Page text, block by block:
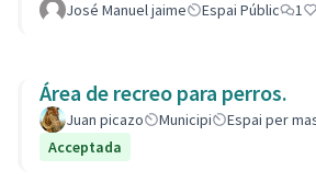
José Manuel jaime Espai Públic 1
Área de recreo para perros.
Juan picazo Municipi Espai per
Acceptada